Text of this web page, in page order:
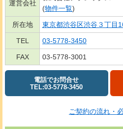
運営会社
(物件一覧)
所在地 東京都渋谷区渋谷３丁目
TEL 03-5778-3450
FAX 03-5778-3001
電話でお問合せ
TEL:03-5778-3450
ご契約の流れ・